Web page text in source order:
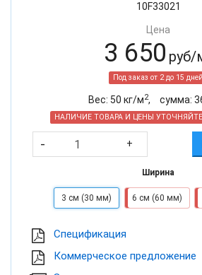
10F33021
Цена
3 650 руб/
Под заказ от 2 до 15 дней
Вес: 50 кг/м2, cумма:
НАЛИЧИЕ ТОВАРА И ЦЕНЫ
- +
Ширина
3 см (30 мм) 6 см (60 мм)
Cпецификация
Коммерческое предложение